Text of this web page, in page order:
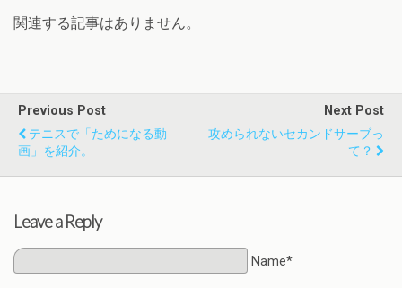
関連する記事はありません。
Previous Post
テニスで「ためになる動
画」を紹介。
Next Post
攻められないセカンドサーブっ
て？
Leave a Reply
Name*